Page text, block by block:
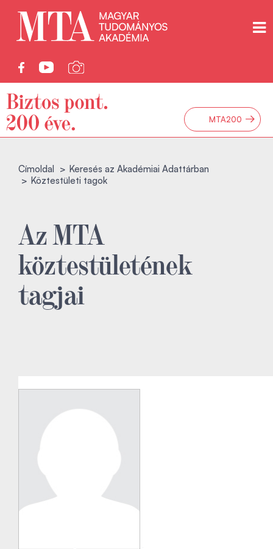
MTA200 →
Címoldal
Keresés az Akadémiai Adattárban
Köztestületi tagok
Az MTA
köztestületének
tagjai